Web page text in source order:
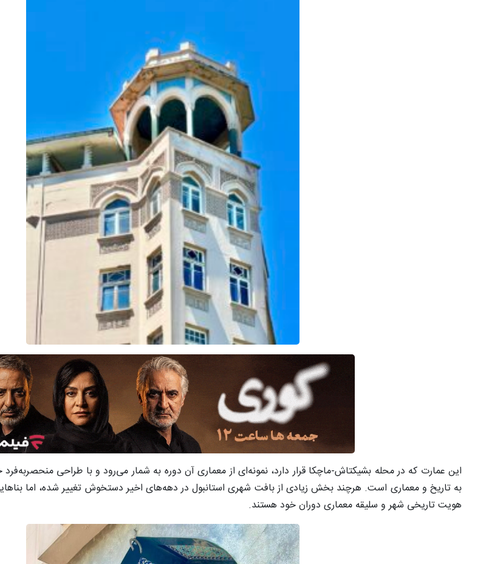
این عمارت که در محله بشیکتاش-ماچکا قرار دارد، نمونه‌ای از معماری آن دوره به شمار می‌رود و با طراحی
به تاریخ و معماری است. هرچند بخش زیادی از بافت شهری استانبول در دهه‌های اخیر دستخوش تغییر شده، اما
هویت تاریخی شهر و سلیقه معماری دوران خود هستند.